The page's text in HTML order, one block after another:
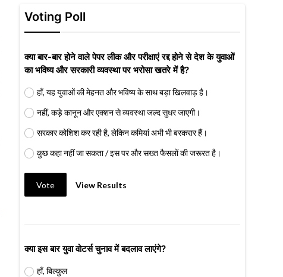
Voting Poll
क्या बार-बार होने वाले पेपर लीक और परीक्षाएं रद्द होने से देश के युवाओं
का भविष्य और सरकारी व्यवस्था पर भरोसा खतरे में है?
हाँ, यह युवाओं की मेहनत और भविष्य के साथ बड़ा खिलवाड़ है।
नहीं, कड़े कानून और एक्शन से व्यवस्था जल्द सुधर जाएगी।
सरकार कोशिश कर रही है, लेकिन कमियां अभी भी बरकरार हैं।
कुछ कहा नहीं जा सकता / इस पर और सख्त फैसलों की जरूरत है।
Vote View Results
क्या इस बार युवा वोटर्स चुनाव में बदलाव लाएंगे?
हाँ, बिल्कुल